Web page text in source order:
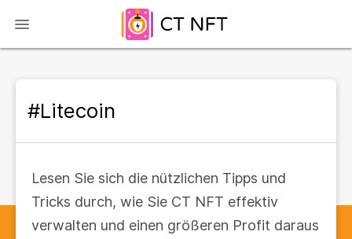
#Litecoin
Lesen Sie sich die nützlichen Tipps und
Tricks durch, wie Sie CT NFT effektiv
verwalten und einen größeren Profit daraus